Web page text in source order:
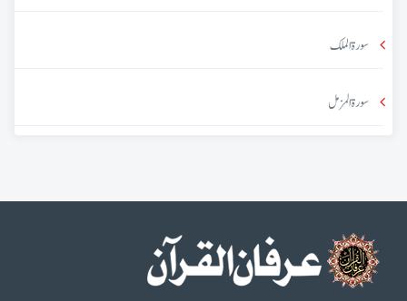
سورۃ الملک
سورۃ المزمل